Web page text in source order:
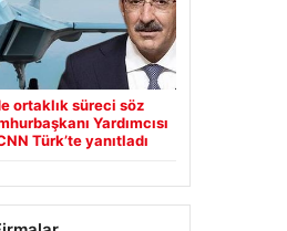
ortaklık süreci söz
Yardımcısı
Türk’te yanıtladı